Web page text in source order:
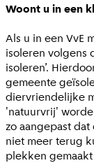
Woont u in een
Als u in een VvE
isoleren volgens
isoleren’.
gemeente
diervriendelijke
'natuurvrij'
zo aangepast
niet meer terug
plekken